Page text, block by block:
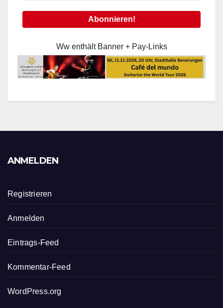
Ww enthält Banner + Pay-Links
ANMELDEN
Registrieren
Anmelden
Eintrags-Feed
Kommentar-Feed
WordPress.org